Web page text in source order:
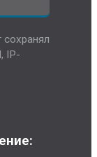
сохранял
IP-